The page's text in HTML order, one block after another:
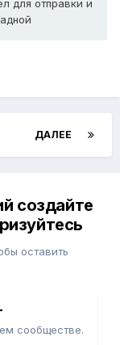
для отправки и
ДАЛЕЕ
создайте
оставить
сообществе.